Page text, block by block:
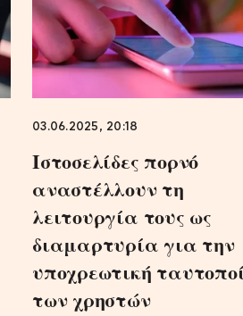
03.06.2025, 20:18
Ιστοσελίδες πορνό
αναστέλλουν τη
λειτουργία τους ως
διαμαρτυρία για την
υποχρεωτική
των χρηστών